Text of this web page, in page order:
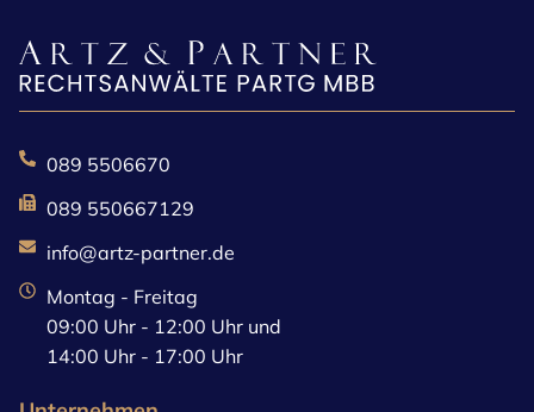
089 5506670
089 550667129
info@artz-partner.de
Montag - Freitag
09:00 Uhr - 12:00 Uhr und
14:00 Uhr - 17:00 Uhr